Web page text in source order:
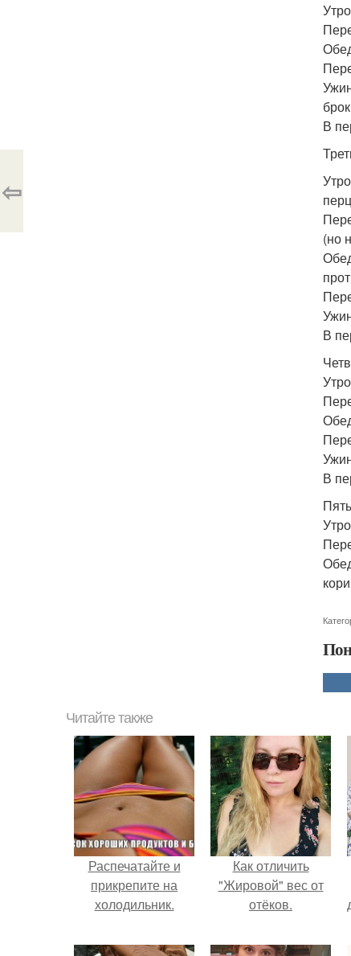
В
(но
В
В
⇦
Читайте также
Распечатайте и
прикрепите на
холодильник.
Как отличить
"Жировой" вес от
отёков.